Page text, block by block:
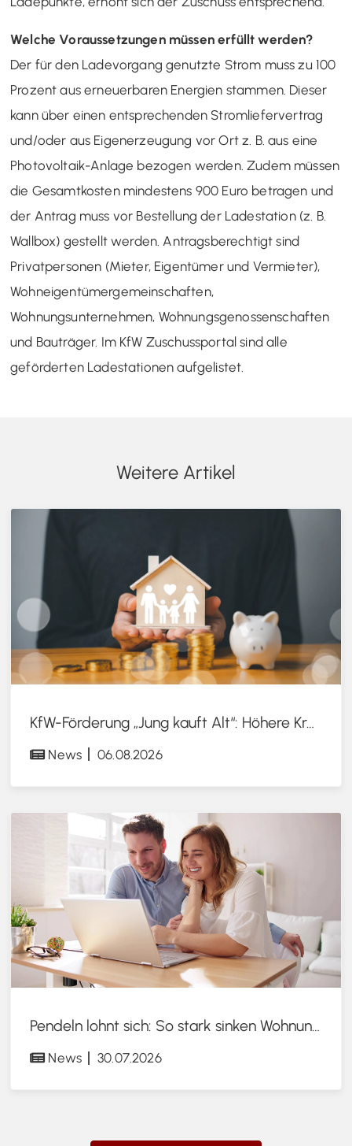
Welche Voraussetzungen müssen erfüllt werden?
Der für den Ladevorgang genutzte Strom muss zu 100
Prozent aus erneuerbaren Energien stammen. Dieser
kann über einen entsprechenden Stromliefervertrag
und/oder aus Eigenerzeugung vor Ort z. B. aus eine
Photovoltaik-Anlage bezogen werden. Zudem müssen
die Gesamtkosten mindestens 900 Euro betragen und
der Antrag muss vor Bestellung der Ladestation (z. B.
Wallbox) gestellt werden. Antragsberechtigt sind
Privatpersonen (Mieter, Eigentümer und Vermieter),
Wohneigentümergemeinschaften,
Wohnungsunternehmen, Wohnungsgenossenschaften
und Bauträger. Im KfW Zuschussportal sind alle
geförderten Ladestationen aufgelistet.
Weitere Artikel
KfW-Förderung „Jung kauft Alt“: Höhere Kredite ab August 2026
News 06.08.2026
Pendeln lohnt sich: So stark sinken Wohnungspreise im Umland
News 30.07.2026